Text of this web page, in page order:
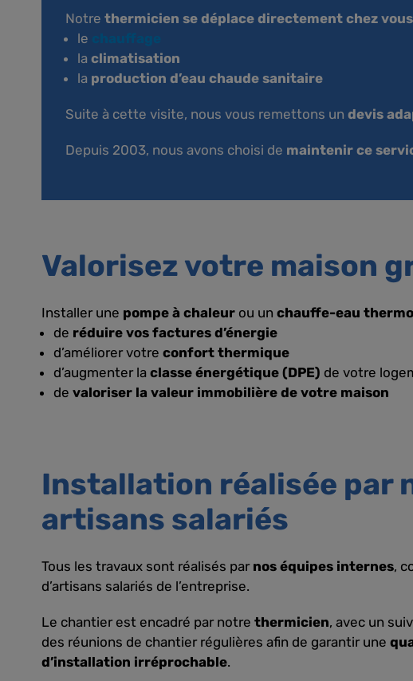
Notre thermicien se déplace directement chez vous
le chauffage
la climatisation
la production d’eau chaude sanitaire
Suite à cette visite, nous vous remettons un devis
Depuis 2003, nous avons choisi de maintenir ce
Valorisez votre maison
Installer une pompe à chaleur ou un chauffe-eau
de réduire vos factures d’énergie
d’améliorer votre confort thermique
d’augmenter la classe énergétique (DPE) de votre
de valoriser la valeur immobilière de votre maison
Installation réalisée par
artisans salariés
Tous les travaux sont réalisés par nos équipes internes,
d’artisans salariés de l’entreprise.
Le chantier est encadré par notre thermicien, avec un
des réunions de chantier régulières afin de garantir une
d’installation irréprochable.